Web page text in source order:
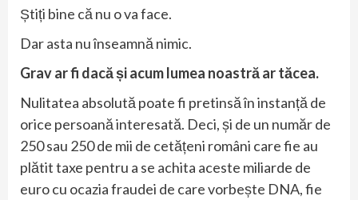
Știți bine că nu o va face.
Dar asta nu înseamnă nimic.
Grav ar fi dacă și acum lumea noastră ar tăcea.
Nulitatea absolută poate fi pretinsă în instanță de
orice persoană interesată. Deci, și de un număr de
250 sau 250 de mii de cetățeni români care fie au
plătit taxe pentru a se achita aceste miliarde de
euro cu ocazia fraudei de care vorbește DNA, fie